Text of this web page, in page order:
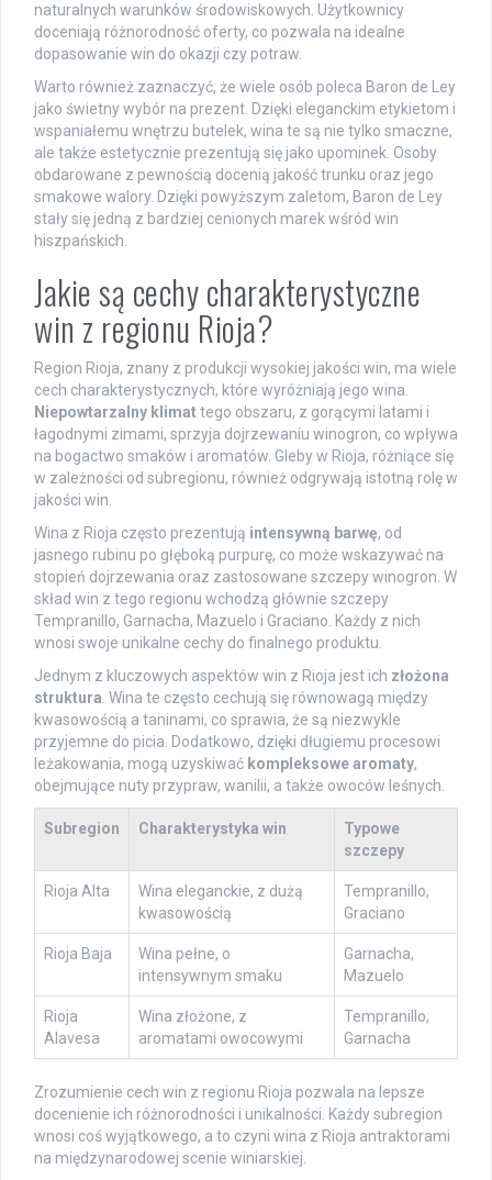
naturalnych warunków środowiskowych. Użytkownicy
doceniają różnorodność oferty, co pozwala na idealne
dopasowanie win do okazji czy potraw.
Warto również zaznaczyć, że wiele osób poleca Baron de Ley
jako świetny wybór na prezent. Dzięki eleganckim etykietom i
wspaniałemu wnętrzu butelek, wina te są nie tylko smaczne,
ale także estetycznie prezentują się jako upominek. Osoby
obdarowane z pewnością docenią jakość trunku oraz jego
smakowe walory. Dzięki powyższym zaletom, Baron de Ley
stały się jedną z bardziej cenionych marek wśród win
hiszpańskich.
Jakie są cechy charakterystyczne
win z regionu Rioja?
Region Rioja, znany z produkcji wysokiej jakości win, ma wiele
cech charakterystycznych, które wyróżniają jego wina.
Niepowtarzalny klimattego obszaru, z gorącymi latami i
łagodnymi zimami, sprzyja dojrzewaniu winogron, co wpływa
na bogactwo smaków i aromatów. Gleby w Rioja, różniące się
w zależności od subregionu, również odgrywają istotną rolę w
jakości win.
Wina z Rioja często prezentują intensywną barwę, od
jasnego rubinu po głęboką purpurę, co może wskazywać na
stopień dojrzewania oraz zastosowane szczepy winogron. W
skład win z tego regionu wchodzą głównie szczepy
Tempranillo, Garnacha, Mazuelo i Graciano. Każdy z nich
wnosi swoje unikalne cechy do finalnego produktu.
Jednym z kluczowych aspektów win z Rioja jest ich złożona
struktura. Wina te często cechują się równowagą między
kwasowością a taninami, co sprawia, że są niezwykle
przyjemne do picia. Dodatkowo, dzięki długiemu procesowi
leżakowania, mogą uzyskiwać kompleksowe aromaty,
obejmujące nuty przypraw, wanilii, a także owoców leśnych.
Subregion Charakterystyka win
Typowe
szczepy
Rioja Alta
Wina eleganckie, z dużą
kwasowością
Tempranillo,
Graciano
Rioja Baja
Wina pełne, o
intensywnym smaku
Garnacha,
Mazuelo
Rioja
Alavesa
Wina złożone, z
aromatami owocowymi
Tempranillo,
Garnacha
Zrozumienie cech win z regionu Rioja pozwala na lepsze
docenienie ich różnorodności i unikalności. Każdy subregion
wnosi coś wyjątkowego, a to czyni wina z Rioja antraktorami
na międzynarodowej scenie winiarskiej.